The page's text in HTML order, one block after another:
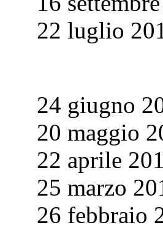
22 luglio
24 giugno
20 maggio
22 aprile
25 marzo
26 febbraio